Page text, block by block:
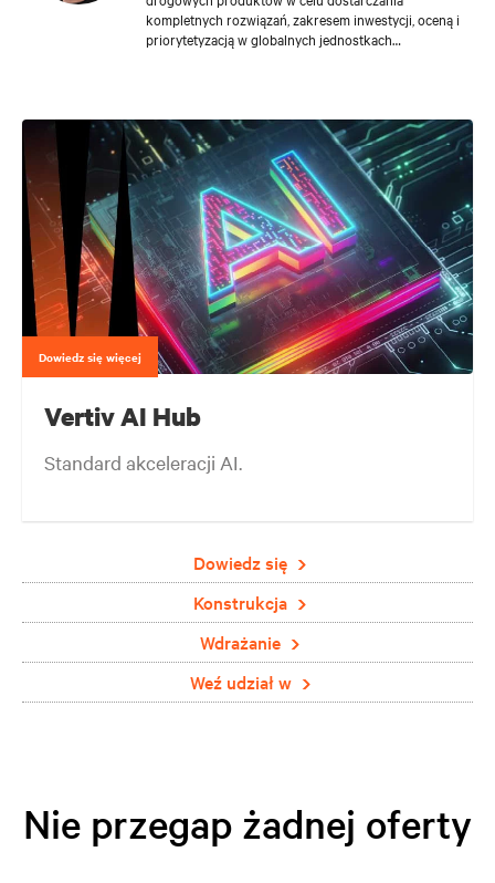
kompletnych rozwiązań, zakresem inwestycji, oceną i
priorytetyzacją w globalnych jednostkach
stanowiska kierownicze w obszarach inżynierii,
strategii i planowania biznesowego. Ma ponad 20-
letnie doświadczenie w pracy z globalnymi
dostawcami infrastruktury krytycznej i technologii w
branży centrów danych, wcześniej piastował
stanowiska kierownicze w Schneider Electric, Eaton i
Active Power w Singapurze, Niemczech i Danii, gdzie
zajmował stanowiska w zakresie zarządzania
produktami, inżynierii, sprzedaży i marketingu. We
współpracy z firmą HPE Martin kierował wczesnymi
etapami projektowania i rozwoju modułowych
centrów danych, wdrażanych na szeroką skalę w
okresie, gdy pracował w firmie Active Power.
Pochodzący z Danii Martin posiada kilka patentów
licencjata w dziedzinie marketingu i analityki
a także ukończył program zarządzania ogólnego dla
absolwentów Harvard Business School.
Dowiedz się więcej
Vertiv AI Hub
Standard akceleracji AI.
Dowiedz się
Konstrukcja
Wdrażanie
Weź udział w
Nie przegap żadnej oferty